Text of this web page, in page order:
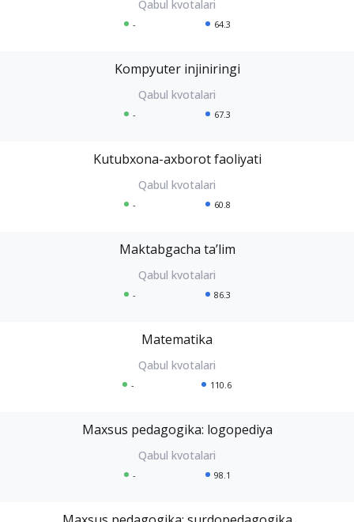
- 64.3
Kompyuter injiniringi
- 67.3
Kutubxona-axborot faoliyati
- 60.8
Maktabgacha taʼlim
- 86.3
Matematika
- 110.6
Maxsus pedagogika: logopediya
- 98.1